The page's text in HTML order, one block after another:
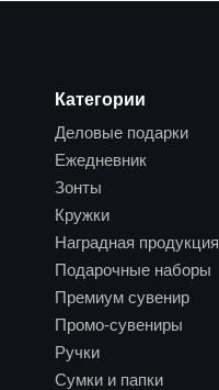
Категории
Деловые подарки
Ежедневник
Зонты
Кружки
Наградная продукция
Подарочные наборы
Премиум сувенир
Промо-сувениры
Ручки
Сумки и папки